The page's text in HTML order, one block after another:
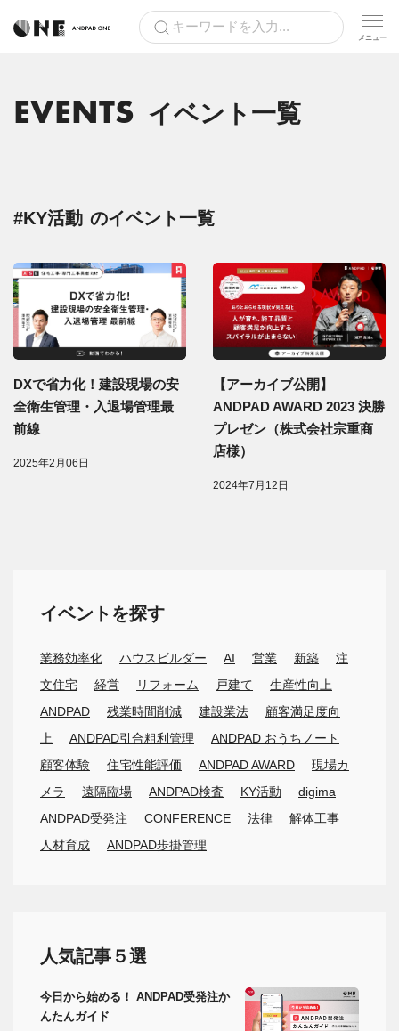
EVENTS イベント一覧
#KY活動 のイベント一覧
DXで省力化！建設現場の安
全衛生管理・入退場管理最
前線
2025年2月06日
【アーカイブ公開】
ANDPAD AWARD 2023 決勝
プレゼン（株式会社宗重商
店様）
2024年7月12日
イベントを探す
業務効率化 ハウスビルダー AI 営業 新築
注
文住宅
経営 リフォーム 戸建て
生産性向上
ANDPAD
残業時間削減 建設業法
顧客満足度向
上
ANDPAD引合粗利管理
ANDPAD おうちノート
顧客体験
住宅性能評価 ANDPAD AWARD
現場カ
メラ
遠隔臨場 ANDPAD検査 KY活動
digima
ANDPAD受発注
CONFERENCE 法律
解体工事
人材育成
ANDPAD歩掛管理
人気記事５選
今日から始める！ ANDPAD受発注か
んたんガイド